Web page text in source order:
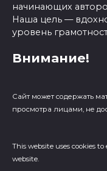
начинающих
Наша цель —
уровень
Внимание!
Сайт может содержать
просмотра лицами, не
This website uses cookies
website.